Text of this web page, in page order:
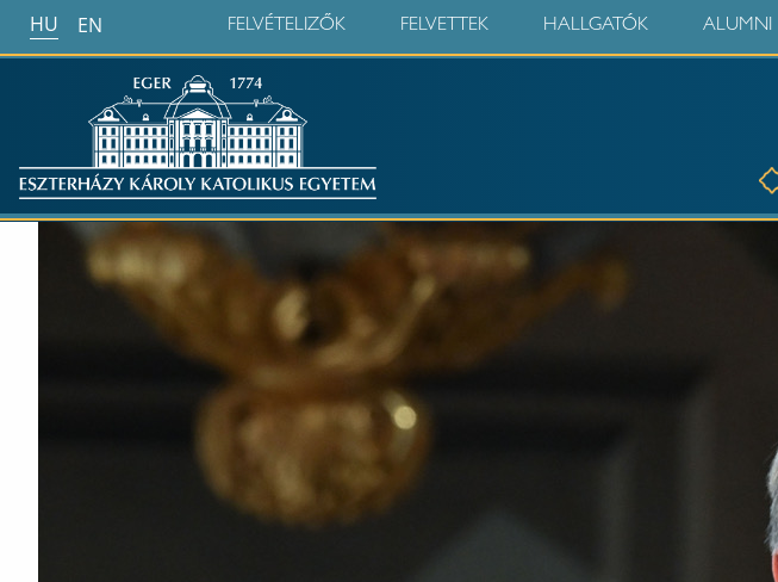
HU EN FELVÉTELIZŐK FELVETTEK HALLGATÓK ALUMNI